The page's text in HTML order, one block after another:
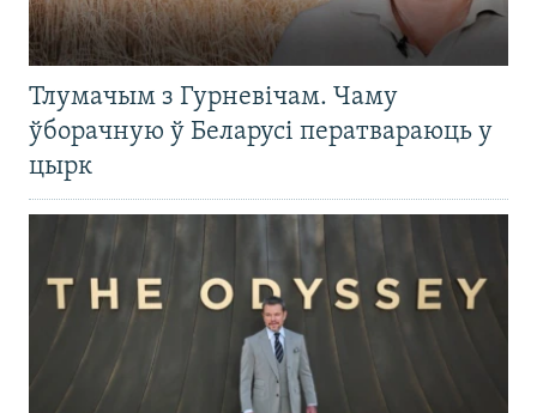
Тлумачым з Гурневічам. Чаму
ўборачную ў Беларусі ператвараюць у
цырк